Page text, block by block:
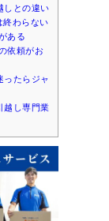
しとの違い
終わらない
ある
依頼がお
ったらジャ
越し専門業